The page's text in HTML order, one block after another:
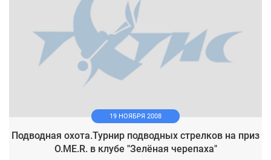
19 НОЯБРЯ 2008
Подводная охота.Турнир подводных стрелков на приз
O.ME.R. в клубе "Зелёная черепаха"